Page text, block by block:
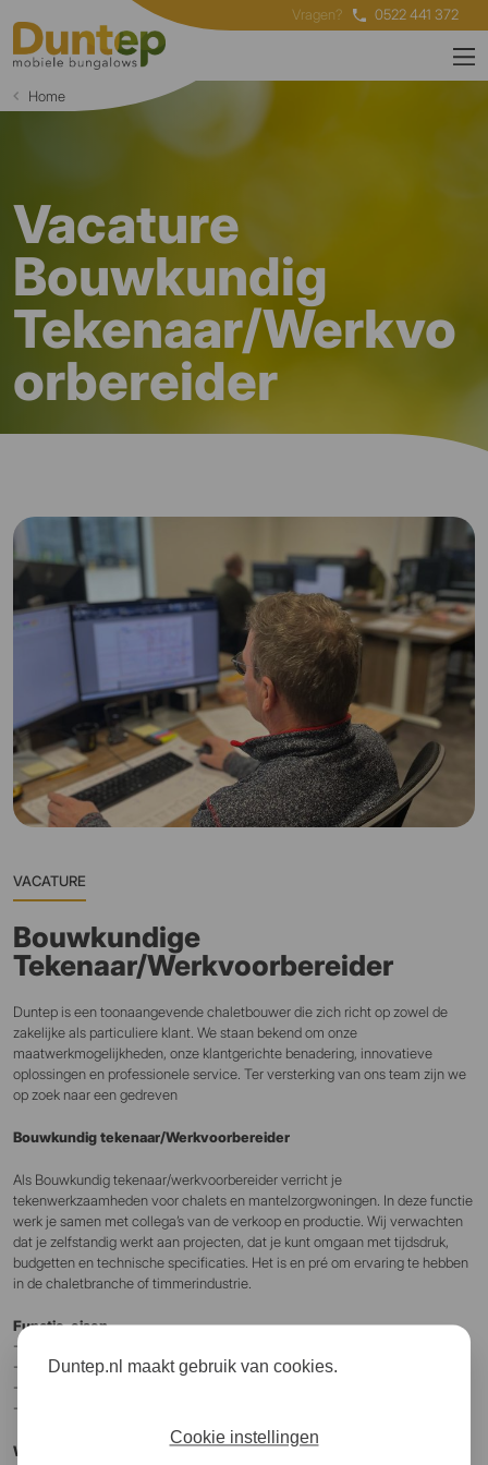
Vragen? 0522 441 372
Home
Vacature
Bouwkundig
Tekenaar/Werkvo
orbereider
VACATURE
Bouwkundige
Tekenaar/Werkvoorbereider
Duntep is een toonaangevende chaletbouwer die zich richt op zowel de
zakelijke als particuliere klant. We staan bekend om onze
maatwerkmogelijkheden, onze klantgerichte benadering, innovatieve
oplossingen en professionele service. Ter versterking van ons team zijn we
op zoek naar een gedreven
Bouwkundig tekenaar/Werkvoorbereider
Als Bouwkundig tekenaar/werkvoorbereider verricht je
tekenwerkzaamheden voor chalets en mantelzorgwoningen. In deze functie
werk je samen met collega’s van de verkoop en productie. Wij verwachten
dat je zelfstandig werkt aan projecten, dat je kunt omgaan met tijdsdruk,
budgetten en technische specificaties. Het is en pré om ervaring te hebben
in de chaletbranche of timmerindustrie.
Functie-eisen
-Bowkundige achtergrond
-Ervaring in een soortgelijke functie
-Je kunt werken met Revit
-Je neemt graag initiatief
Wat bieden wij?
Duntep.nl maakt gebruik van cookies.
Cookie instellingen